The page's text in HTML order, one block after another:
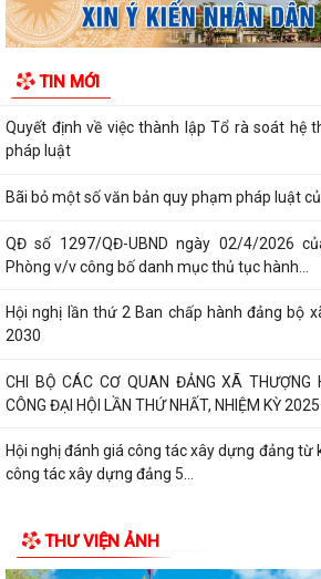
TIN MỚI
tại Trụ sở UBND xã
hộ kinh doanh tiêu biểu trên...
Quyết định về việc thành lập Tổ rà soát hệ
pháp luật
Bãi bỏ một số văn bản quy phạm pháp luật
QĐ số 1297/QĐ-UBND ngày 02/4/2026
Phòng v/v công bố danh mục thủ tục hành...
Hội nghị lần thứ 2 Ban chấp hành đảng bộ
2030
CHI BỘ CÁC CƠ QUAN ĐẢNG XÃ THƯỢNG
CÔNG ĐẠI HỘI LẦN THỨ NHẤT, NHIỆM KỲ
Hội nghị đánh giá công tác xây dựng đảng từ
công tác xây dựng đảng 5...
2026THƯ VIỆN ẢNH